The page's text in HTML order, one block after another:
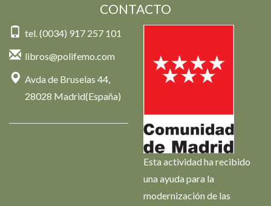
CONTACTO
tel. (0034) 917 257 101
libros@polifemo.com
Avda de Bruselas 44,
28028 Madrid(España)
Esta actividad ha recibido
una ayuda para la
modernización de las